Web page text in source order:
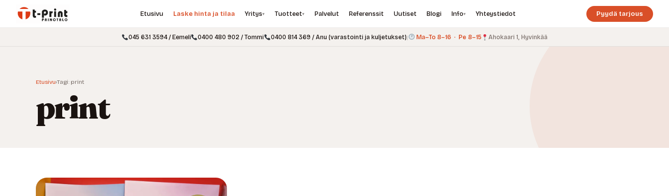
Etusivu Laske hinta ja tilaa Yritys▾ Tuotteet▾ Palvelut Referenssit Uutiset Blogi Info▾ Yhteystiedot Pyydä tarjous
045 631 3594 / Eemeli 0400 480 902 / Tommi 0400 814 369 / Anu (varastointi ja kuljetukset)| Ma–To 8–16 · Pe 8–15 Ahokaari 1, Hyvinkää
Etusivu›Tagi: print
print